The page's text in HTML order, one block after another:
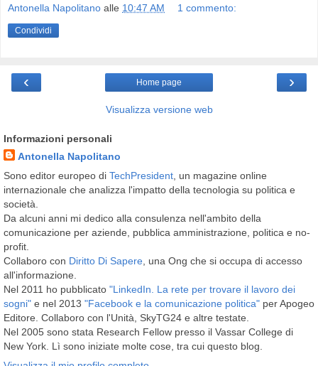
Antonella Napolitano alle 10:47 AM 1 commento:
Condividi
‹ ›
Home page
Visualizza versione web
Informazioni personali
Antonella Napolitano
Sono editor europeo di TechPresident , un magazine online
internazionale che analizza l'impatto della tecnologia su politica e
società.
Da alcuni anni mi dedico alla consulenza nell'ambito della
comunicazione per aziende, pubblica amministrazione, politica e no-
profit.
Collaboro con Diritto Di Sapere , una Ong che si occupa di accesso
all'informazione.
Nel 2011 ho pubblicato "LinkedIn. La rete per trovare il lavoro dei
sogni" e nel 2013 "Facebook e la comunicazione politica" per Apogeo
Editore. Collaboro con l'Unità, SkyTG24 e altre testate.
Nel 2005 sono stata Research Fellow presso il Vassar College di
New York. Lì sono iniziate molte cose, tra cui questo blog.